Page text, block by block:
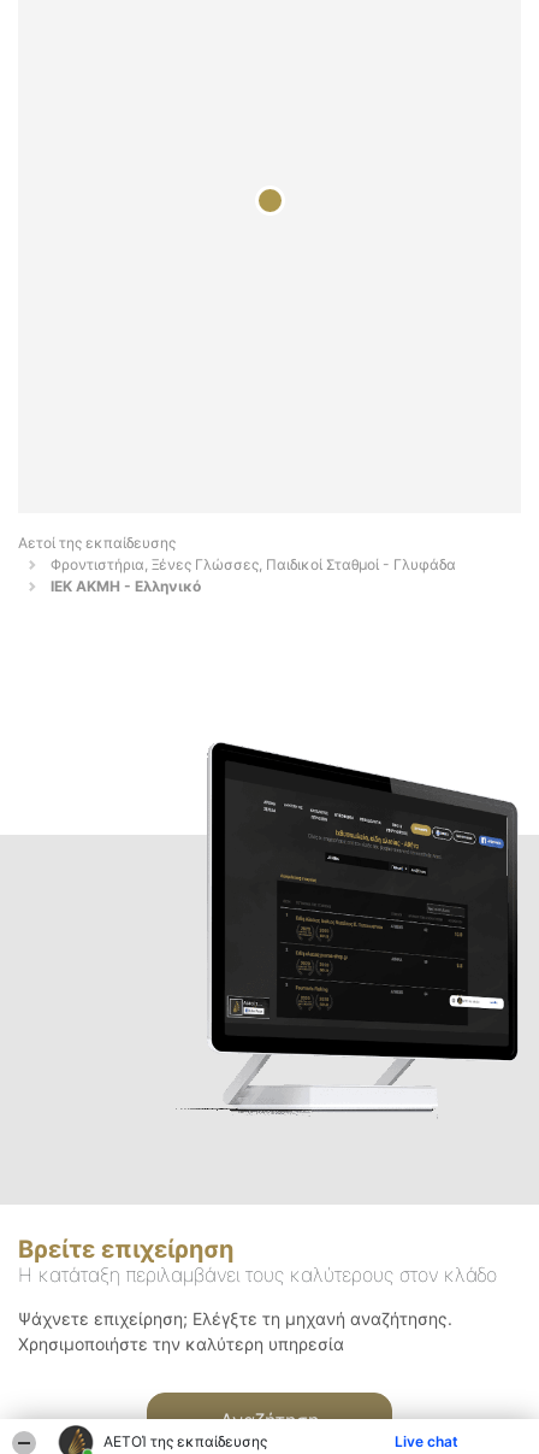
ΑΕΤΟΊ της εκπαίδευσης Live chat
Αετοί της εκπαίδευσης
Φροντιστήρια, Ξένες Γλώσσες, Παιδικοί Σταθμοί - Γλυφάδα
ΙΕΚ ΑΚΜΗ - Ελληνικό
Βρείτε επιχείρηση
Η κατάταξη περιλαμβάνει τους καλύτερους στον κλάδο
Ψάχνετε επιχείρηση; Ελέγξτε τη μηχανή αναζήτησης.
Χρησιμοποιήστε την καλύτερη υπηρεσία
Αναζήτηση